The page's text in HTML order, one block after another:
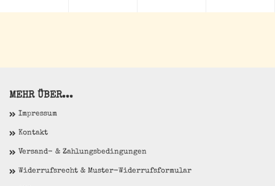
MEHR ÜBER...
Impressum
Kontakt
Versand- & Zahlungsbedingungen
Widerrufsrecht & Muster-Widerrufsformular